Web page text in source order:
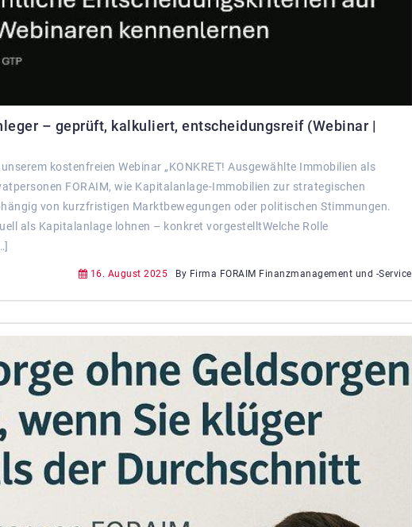
– geprüft, kalkuliert, entscheidungsreif (Webinar |
kostenfreien Webinar „KONKRET! Ausgewählte Immobilien als
FORAIM, wie Kapitalanlage-Immobilien zur strategischen
von kurzfristigen Marktbewegungen oder politischen Stimmungen.
als Kapitalanlage lohnen – konkret vorgestelltWelche Rolle
16. August 2025 By Firma FORAIM Finanzmanagement und -Service